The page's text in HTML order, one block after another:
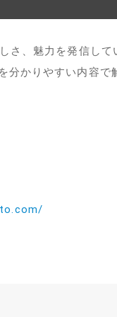
さ、魅力を発信して
分かりやすい内容で